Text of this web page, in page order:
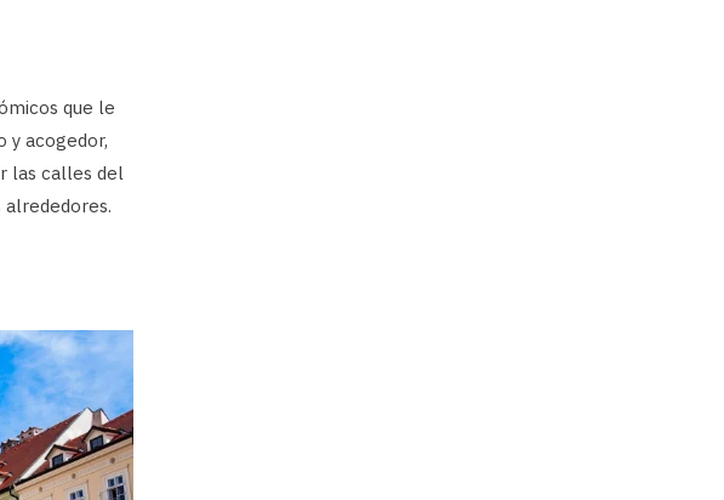
que le
y acogedor,
las calles del